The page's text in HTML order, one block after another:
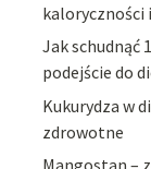
kaloryczności
Jak schudnąć
podejście do
Kukurydza w
zdrowotne
Mangostan –